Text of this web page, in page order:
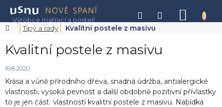
obsah
Domů
Tipy a rady Kvalitní postele z masivu
Kvalitní postele z masivu
19.8.2020
Krása a vůně přírodního dřeva, snadná údržba, antialergické
vlastnosti, vysoká pevnost a další obdobně pozitivní přívlastky
to je jen část vlastností kvalitní postele z masivu. Nabídka